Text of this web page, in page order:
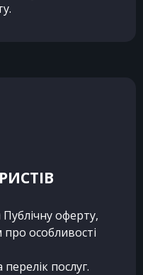
оферту,
особливості
перелік послуг.